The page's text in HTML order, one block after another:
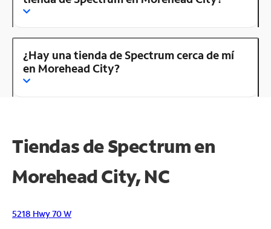
¿Hay una tienda de Spectrum cerca de mí
en Morehead City?
Tiendas de Spectrum en
Morehead City, NC
5218 Hwy 70 W